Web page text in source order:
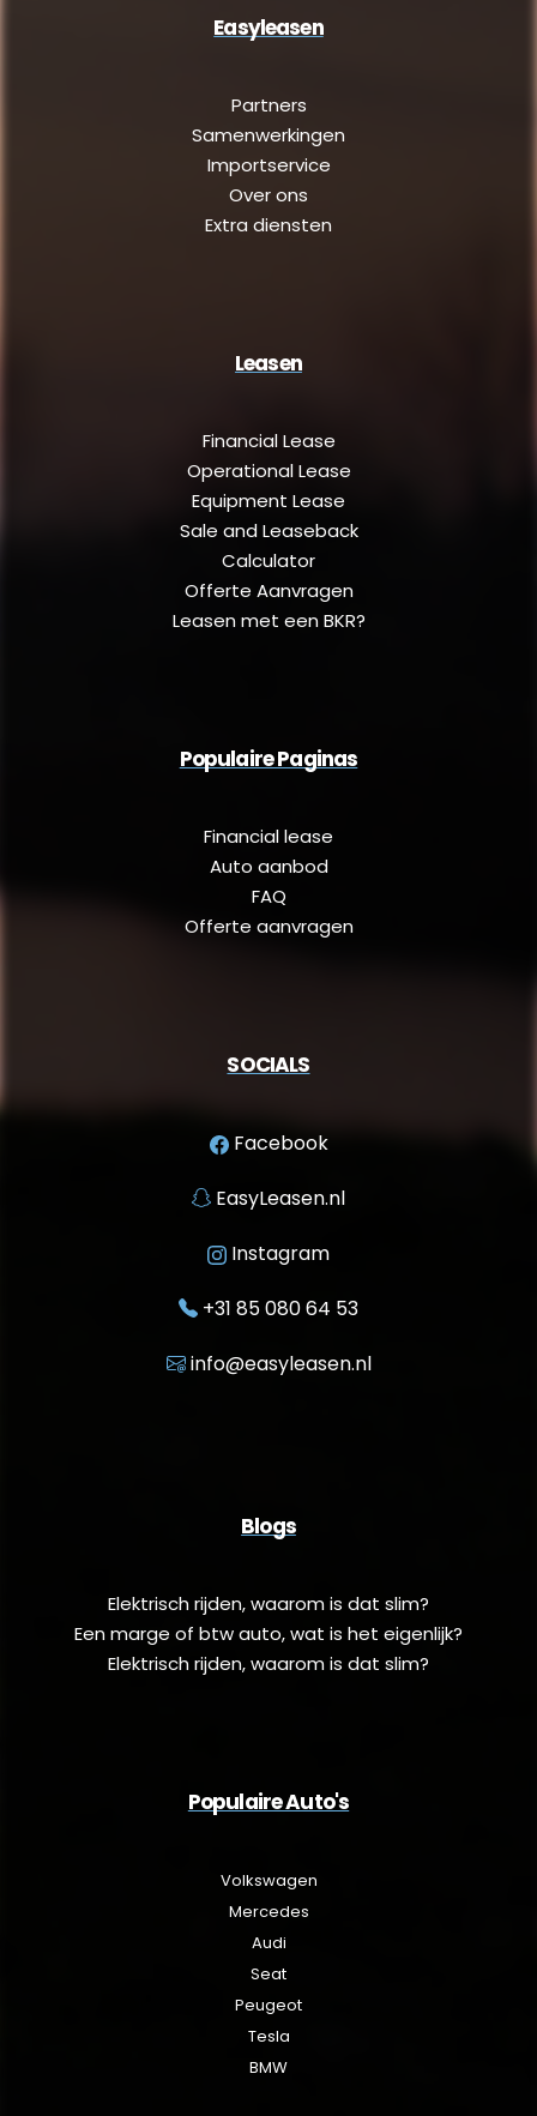
Easyleasen
Partners
Samenwerkingen
Importservice
Over ons
Extra diensten
Leasen
Financial Lease
Operational Lease
Equipment Lease
Sale and Leaseback
Calculator
Offerte Aanvragen
Leasen met een BKR?
Populaire Paginas
Financial lease
Auto aanbod
FAQ
Offerte aanvragen
SOCIALS
Facebook
EasyLeasen.nl
Instagram
+31 85 080 64 53
info@easyleasen.nl
Blogs
Elektrisch rijden, waarom is dat slim?
Een marge of btw auto, wat is het eigenlijk?
Elektrisch rijden, waarom is dat slim?
Populaire Auto's
Volkswagen
Mercedes
Audi
Seat
Peugeot
Tesla
BMW